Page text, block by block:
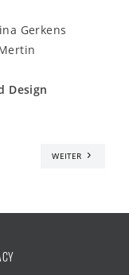
Gerkens
Design
WEITER